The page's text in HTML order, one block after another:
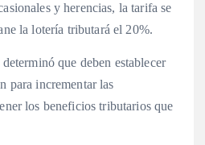
y herencias, la tarifa se
la lotería tributará el 20%.
que deben establecer
para incrementar las
los beneficios tributarios que